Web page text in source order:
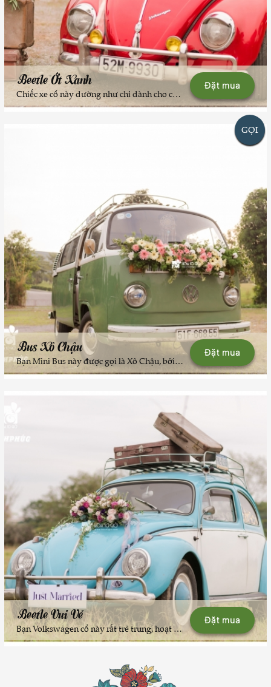
Beetle Ớt Xanh Đặt mua
Chiếc xe cổ này dường như chỉ dành cho các cô dâu cá tính mạnh mẽ và nồng ấm. Chủ xe rất có gu và chăm sóc xe chi tiết, tỉ mỉ tạo nên những cảm nhận tuyệt vời. Đỏ như son, cặp mi cong trên mắt tròn (đèn pha) rất quyến rũ. Nếu bạn chọn Volkswagen Ớt Xanh cho ngày vui của mình, hãy nhớ, chỉ sử dụng thiết kế hoa của Hoa10Gio để đảm bảo sự ăn nhập cũng như sự nổi bật của bộ xe đón dâu đặc biệt này nhé. ---Hãy liên hệ 024.6657.8989 để các bác #TÀIXẾHẠNHPHÚC và bạn Beetle Ớt Xanh mang thêm mẫu hoa cưới thật đẹp được thiết kế bởi Hoa10Gio đến góp thêm niềm vui, sự ngọt ngào và độc đáo trong ngày vui trọng đại của bạn nhé.--Team #TÀIXẾHẠNHPHÚC hiện có hơn 40 xe Volkswagen cổ độc đáo bậc nhất Hà Nội để phục vụ các nhu cầu: Xe đón dâu, xe chụp ảnh dã ngoại, xe mini bus cổ chở khách đám cưới (chụp ảnh) ... Vui lòng liên hệ 024.6657.8989 để được tư vấn, sắp lịch.
Bus Xô Chậu Đặt mua
Bạn Mini Bus này được gọi là Xô Chậu, bởi cái duyên với các xô (show) chụp ảnh cưới, thời trang cũng như các chương trình truyền hình "Tết Nghĩa Là Hy Vọng", các MV ca nhạc .... ---Hãy liên hệ 024.6657.8989 để các bác #TÀIXẾHẠNHPHÚC và bạn Bus Xô Chậu mang thêm mẫu hoa cưới thật đẹp được thiết kế bởi Hoa10Gio đến góp thêm niềm vui, sự ngọt ngào và độc đáo trong ngày vui trọng đại của bạn nhé.--Team #TÀIXẾHẠNHPHÚC hiện có hơn 40 xe Volkswagen cổ độc đáo bậc nhất Hà Nội để phục vụ các nhu cầu: Xe đón dâu, xe chụp ảnh dã ngoại, xe mini bus cổ chở khách đám cưới (chụp ảnh) ... Vui lòng liên hệ 024.6657.8989 để được tư vấn, sắp lịch.
Beetle Vui Vẻ Đặt mua
Bạn Volkswagen cổ này rất trẻ trung, hoạt bát và nhanh nhẹn nên được team #TÀIXẾHẠNHPHÚC đặt tên là Beetle Vui vẻ. Gam màu trắng và xanh da trời phù hợp với những cô dâu chú rể tính tình hòa nhã, thân thiện.---Hãy liên hệ 024.6657.8989 để các bác #TÀIXẾHẠNHPHÚC và bạn Beetle Vui Vẻ mang thêm mẫu hoa cưới thật đẹp được thiết kế bởi Hoa10Gio đến góp thêm niềm vui, sự ngọt ngào và độc đáo trong ngày vui trọng đại của bạn nhé.--Team #TÀIXẾHẠNHPHÚC hiện có hơn 40 xe Volkswagen cổ độc đáo bậc nhất Hà Nội để phục vụ các nhu cầu: Xe đón dâu, xe chụp ảnh dã ngoại, xe mini bus cổ chở khách đám cưới (chụp ảnh) ... Vui lòng liên hệ 024.6657.8989 để được tư vấn, sắp lịch.
GỌI